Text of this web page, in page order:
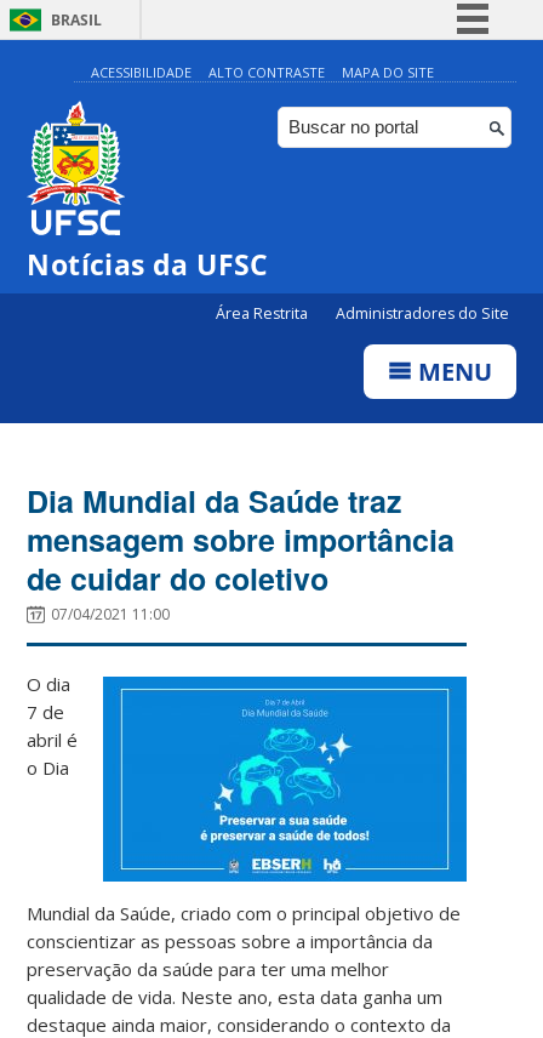
BRASIL
Simplifique!
Comunica BR
Participe
ACESSIBILIDADE ALTO CONTRASTE MAPA DO SITE
Notícias da UFSC
Área Restrita Administradores do Site
MENU
Dia Mundial da Saúde traz
mensagem sobre importância
de cuidar do coletivo
07/04/2021 11:00
O dia
7 de
abril é
o Dia
Mundial da Saúde, criado com o principal objetivo de
conscientizar as pessoas sobre a importância da
preservação da saúde para ter uma melhor
qualidade de vida. Neste ano, esta data ganha um
destaque ainda maior, considerando o contexto da